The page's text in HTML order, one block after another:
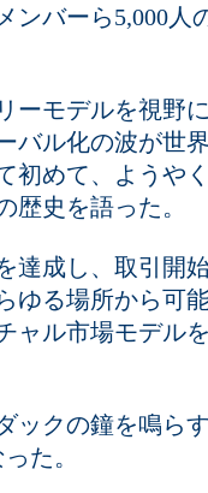
ンバーら5,000人
ーモデルを視野
バル化の波が世
初めて、ようや
歴史を語った。
達成し、取引開
ゆる場所から可
ャル市場モデル
ックの鐘を鳴ら
た。